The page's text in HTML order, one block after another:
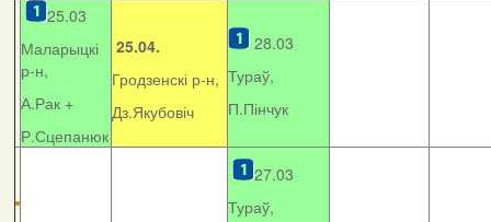
25.03
Маларыцкі
р-н,
А.Рак +
Р.Сцепанюк
25.04.
Гродзенскі р-н,
Дз.Якубовіч
28.03
Тураў,
П.Пінчук
27.03
Тураў,